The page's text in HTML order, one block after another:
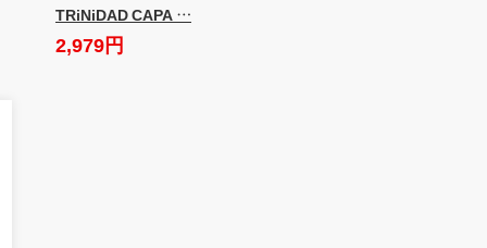
TRiNiDAD CAPA …
2,979円